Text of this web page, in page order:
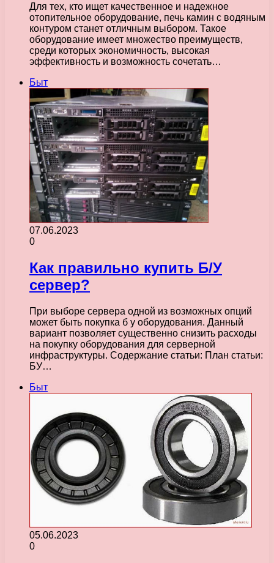
Для тех, кто ищет качественное и надежное
отопительное оборудование, печь камин с водяным
контуром станет отличным выбором. Такое
оборудование имеет множество преимуществ,
среди которых экономичность, высокая
эффективность и возможность сочетать…
Быт
07.06.2023
0
Как правильно купить Б/У
сервер?
При выборе сервера одной из возможных опций
может быть покупка б у оборудования. Данный
вариант позволяет существенно снизить расходы
на покупку оборудования для серверной
инфраструктуры. Содержание статьи: План статьи:
БУ…
Быт
05.06.2023
0